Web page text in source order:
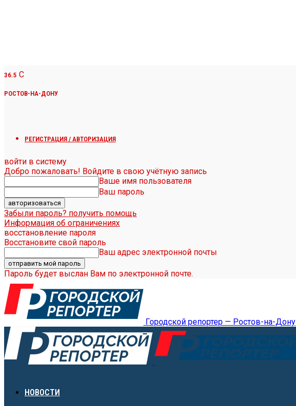
36.5 C
РОСТОВ-НА-ДОНУ
РЕГИСТРАЦИЯ / АВТОРИЗАЦИЯ
войти в систему
Добро пожаловать! Войдите в свою учётную запись
Ваше имя пользователя
Ваш пароль
Забыли пароль? получить помощь
Информация об ограничениях
восстановление пароля
Восстановите свой пароль
Ваш адрес электронной почты
Пароль будет выслан Вам по электронной почте.
Городской репортер — Ростов-на-Дону
НОВОСТИ